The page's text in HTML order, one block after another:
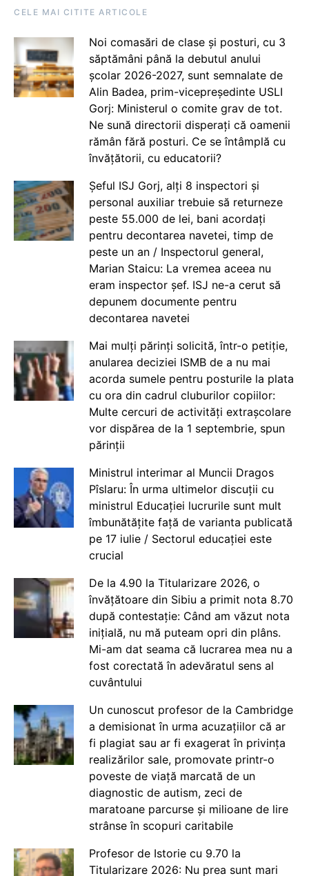
CELE MAI CITITE ARTICOLE
Noi comasări de clase și posturi, cu 3
săptămâni până la debutul anului
școlar 2026-2027, sunt semnalate de
Alin Badea, prim-vicepreședinte USLI
Gorj: Ministerul o comite grav de tot.
Ne sună directorii disperați că oamenii
rămân fără posturi. Ce se întâmplă cu
învățătorii, cu educatorii?
Șeful ISJ Gorj, alți 8 inspectori și
personal auxiliar trebuie să returneze
peste 55.000 de lei, bani acordați
pentru decontarea navetei, timp de
peste un an / Inspectorul general,
Marian Staicu: La vremea aceea nu
eram inspector șef. ISJ ne-a cerut să
depunem documente pentru
decontarea navetei
Mai mulți părinți solicită, într-o petiție,
anularea deciziei ISMB de a nu mai
acorda sumele pentru posturile la plata
cu ora din cadrul cluburilor copiilor:
Multe cercuri de activități extrașcolare
vor dispărea de la 1 septembrie, spun
părinții
Ministrul interimar al Muncii Dragos
Pîslaru: În urma ultimelor discuții cu
ministrul Educației lucrurile sunt mult
îmbunătățite față de varianta publicată
pe 17 iulie / Sectorul educației este
crucial
De la 4.90 la Titularizare 2026, o
învățătoare din Sibiu a primit nota 8.70
după contestație: Când am văzut nota
inițială, nu mă puteam opri din plâns.
Mi-am dat seama că lucrarea mea nu a
fost corectată în adevăratul sens al
cuvântului
Un cunoscut profesor de la Cambridge
a demisionat în urma acuzațiilor că ar
fi plagiat sau ar fi exagerat în privința
realizărilor sale, promovate printr-o
poveste de viață marcată de un
diagnostic de autism, zeci de
maratoane parcurse și milioane de lire
strânse în scopuri caritabile
Profesor de Istorie cu 9.70 la
Titularizare 2026: Nu prea sunt mari